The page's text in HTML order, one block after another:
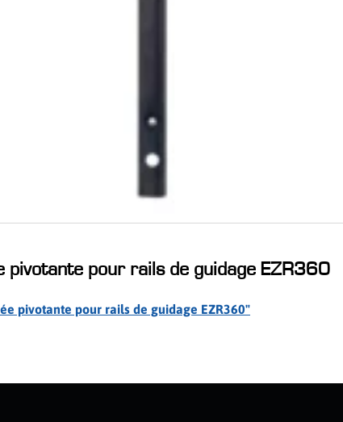
pivotante pour rails de guidage EZR360
pivotante pour rails de guidage EZR360"